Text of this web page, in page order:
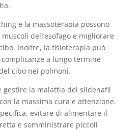
e la massoterapia possono
dell’esofago e migliorare
Inoltre, la fisioterapia può
a lungo termine
cibo nei polmoni.
gestire la malattia del sildenafil
la massima cura e attenzione.
evitare di alimentare il
e somministrare piccoli